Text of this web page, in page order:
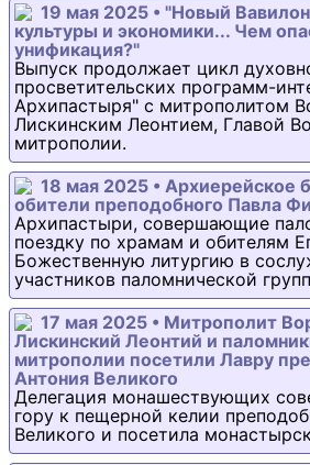
19 мая 2025 • "Новый
культуры и экономики... Чем
унификация?"
Выпуск продолжает цикл
просветительских программ-
Архипастыря" с митрополитом
Лискинским Леонтием, Главой
митрополии.
18 мая 2025 • Архиерейское
обители преподобного Павла
Архипастыри, совершающие
поездку по храмам и обителям
Божественную литургию в
участников паломнической
17 мая 2025 • Митрополит
Лискинский Леонтий и
митрополии посетили Лавру
Антония Великого
Делегация монашествующих
гору к пещерной келии
Великого и посетила